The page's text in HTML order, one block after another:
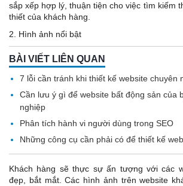
sắp xếp hợp lý, thuận tiện cho việc tìm kiếm
thiết của khách hàng.
2. Hình ảnh nổi bật
BÀI VIẾT LIÊN QUAN
7 lỗi cần tránh khi thiết kế website chuyên
Cần lưu ý gì để website bất động sản của
nghiệp
Phân tích hành vi người dùng trong SEO
Những công cụ cần phải có để thiết kế
Khách hàng sẽ thực sự ấn tượng với các
đẹp, bắt mắt. Các hình ảnh trên website